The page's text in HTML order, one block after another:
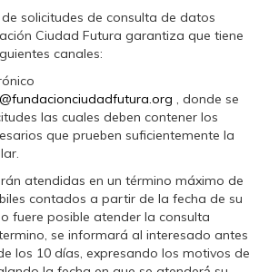
solicitudes de consulta de datos
Ciudad Futura garantiza que tiene
canales:
, donde se
las cuales deben contener los
que prueben suficientemente la
atendidas en un término máximo de
contados a partir de la fecha de su
fuere posible atender la consulta
se informará al interesado antes
los 10 días, expresando los motivos de